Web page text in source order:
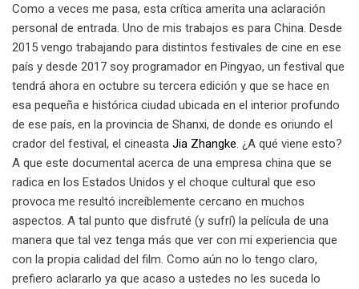
Como a veces me pasa, esta crítica amerita una aclaración
personal de entrada. Uno de mis trabajos es para China. Desde
2015 vengo trabajando para distintos festivales de cine en ese
país y desde 2017 soy programador en Pingyao, un festival que
tendrá ahora en octubre su tercera edición y que se hace en
esa pequeña e histórica ciudad ubicada en el interior profundo
de ese país, en la provincia de Shanxi, de donde es oriundo el
crador del festival, el cineasta Jia Zhangke. ¿A qué viene esto?
A que este documental acerca de una empresa china que se
radica en los Estados Unidos y el choque cultural que eso
provoca me resultó increíblemente cercano en muchos
aspectos. A tal punto que disfruté (y sufrí) la película de una
manera que tal vez tenga más que ver con mi experiencia que
con la propia calidad del film. Como aún no lo tengo claro,
prefiero aclararlo ya que acaso a ustedes no les suceda lo